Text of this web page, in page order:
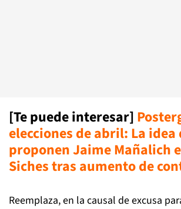
[Te puede interesar]
elecciones de abril: La idea
proponen Jaime Mañalich
Siches tras aumento de
Reemplaza, en la causal de excusa